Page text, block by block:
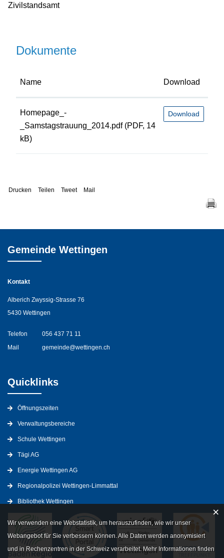
Zivilstandsamt
Dokumente
Name Download
Homepage_-
_Samstagstrauung_2014.pdf (PDF, 14
kB)
Download
Drucken Teilen Tweet Mail
Gemeinde Wettingen
Kontakt
Alberich Zwyssig-Strasse 76
5430 Wettingen
Telefon
056 437 71 11
Mail
gemeinde@wettingen.ch
Quicklinks
Öffnungszeiten
Verwaltungsbereiche
Schule Wettingen
Tägi AG
Energie Wettingen AG
Regionalpolizei Wettingen-Limmattal
Bibliothek Wettingen
Wir verwenden eine Webstatistik, um herauszufinden, wie wir unser
Webangebot für Sie verbessern können. Alle Daten werden anonymisiert
und in Rechenzentren in der Schweiz verarbeitet. Mehr Informationen finden
×